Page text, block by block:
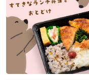
神奈川県相模原市南区当麻
グルメガーデンの口コ